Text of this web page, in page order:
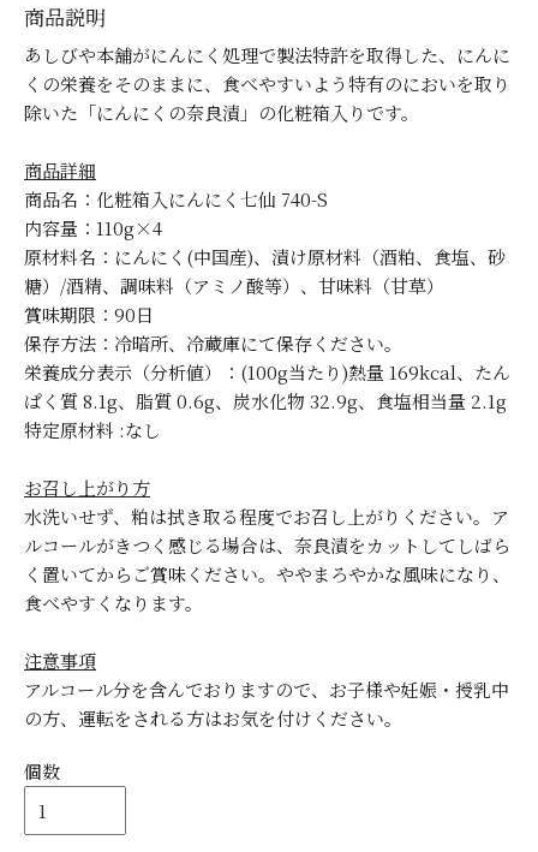
商品説明
あしびや本舗がにんにく処理で製法特許を取得した、にんに
くの栄養をそのままに、食べやすいよう特有のにおいを取り
除いた「にんにくの奈良漬」の化粧箱入りです。
商品詳細
商品名：化粧箱入にんにく七仙 740-S
内容量：110g×4
原材料名：にんにく(中国産)、漬け原材料（酒粕、食塩、砂
糖）/酒精、調味料（アミノ酸等）、甘味料（甘草）
賞味期限：90日
保存方法：冷暗所、冷蔵庫にて保存ください。
栄養成分表示（分析値）：(100g当たり)熱量 169kcal、たん
ぱく質 8.1g、脂質 0.6g、炭水化物 32.9g、食塩相当量 2.1g
特定原材料 :なし
お召し上がり方
水洗いせず、粕は拭き取る程度でお召し上がりください。ア
ルコールがきつく感じる場合は、奈良漬をカットしてしばら
く置いてからご賞味ください。ややまろやかな風味になり、
食べやすくなります。
注意事項
アルコール分を含んでおりますので、お子様や妊娠・授乳中
の方、運転をされる方はお気を付けください。
個数